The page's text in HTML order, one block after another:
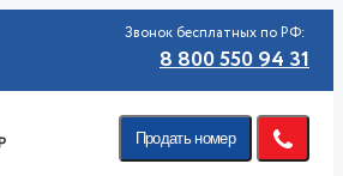
Звонок бесплатных по РФ:
8 800 550 94 31
Продать номер